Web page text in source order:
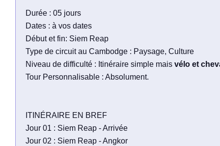
Durée : 05 jours
Dates : à vos dates
Début et fin: Siem Reap
Type de circuit au Cambodge : Paysage, Culture
Niveau de difficulté : Itinéraire simple maisvélo et
Tour Personnalisable : Absolument.
ITINÉRAIRE EN BREF
Jour 01 : Siem Reap - Arrivée
Jour 02 : Siem Reap - Angkor